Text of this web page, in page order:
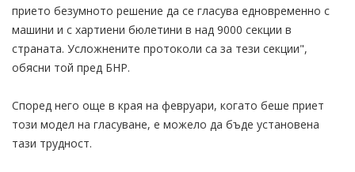
прието безумното решение да се гласува едновременно с
машини и с хартиени бюлетини в над 9000 секции в
страната. Усложнените протоколи са за тези секции",
обясни той пред БНР.
Според него още в края на февруари, когато беше приет
този модел на гласуване, е можело да бъде установена
тази трудност.